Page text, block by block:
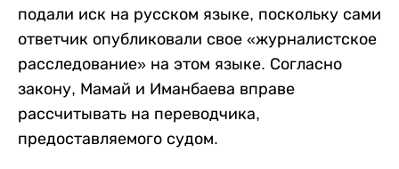
подали иск на русском языке, поскольку сами
ответчик опубликовали свое «журналистское
расследование» на этом языке. Согласно
закону, Мамай и Иманбаева вправе
рассчитывать на переводчика,
предоставляемого судом.